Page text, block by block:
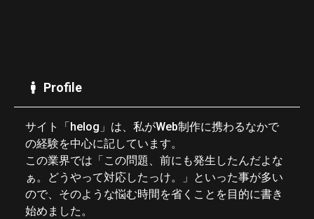
Profile
サイト「helog」は、私がWeb制作に携わるなかで
の経験を中心に記しています。
この業界では「この問題、前にも発生したんだよな
ぁ。どうやって対応したっけ。」といった事が多い
ので、そのような悩む時間を省くことを目的に書き
始めました。